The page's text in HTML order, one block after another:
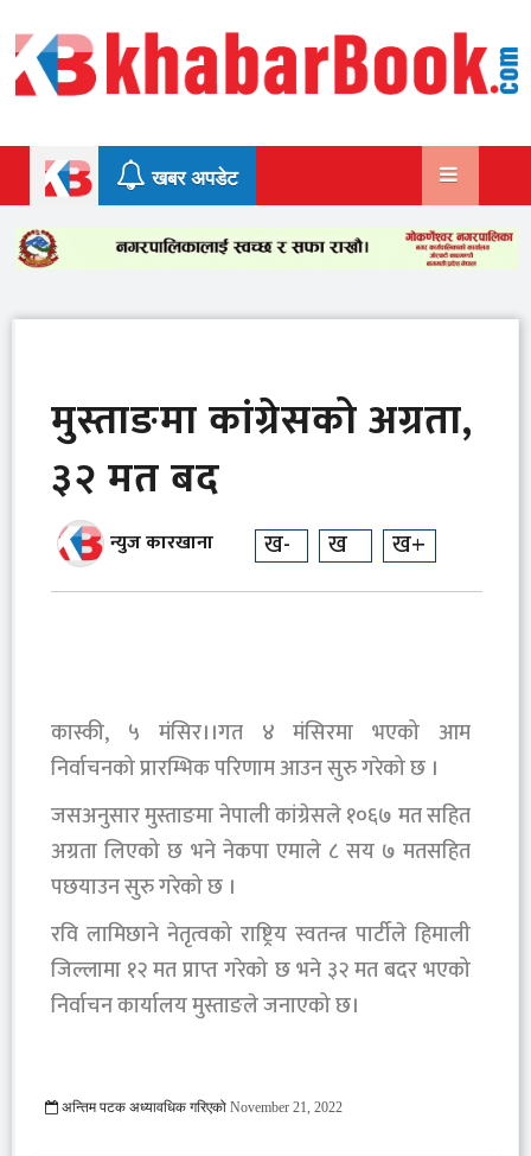
to
content
खबर अपडेट
मुस्ताङमा कांग्रेसको अग्रता,
३२ मत बद
न्युज कारखाना ख- ख ख+
कास्की, ५ मंसिर।।गत ४ मंसिरमा भएको आम
निर्वाचनको प्रारम्भिक परिणाम आउन सुरु गरेको छ ।
जसअनुसार मुस्ताङमा नेपाली कांग्रेसले १०६७ मत सहित
अग्रता लिएको छ भने नेकपा एमाले ८ सय ७ मतसहित
पछयाउन सुरु गरेको छ ।
रवि लामिछाने नेतृत्वको राष्ट्रिय स्वतन्त्र पार्टीले हिमाली
जिल्लामा १२ मत प्राप्त गरेको छ भने ३२ मत बदर भएको
निर्वाचन कार्यालय मुस्ताङले जनाएको छ।
अन्तिम पटक अध्यावधिक गरिएको November 21, 2022